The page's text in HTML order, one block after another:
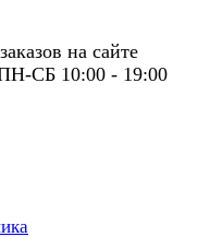
на сайте
СБ 10:00 - 19:00